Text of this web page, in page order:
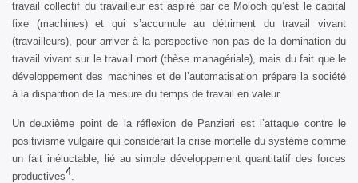
travail collectif du travailleur est aspiré par ce Moloch qu’est le capital
fixe (machines) et qui s’accumule au détriment du travail vivant
(travailleurs), pour arriver à la perspective non pas de la domination du
travail vivant sur le travail mort (thèse managériale), mais du fait que le
développement des machines et de l’automatisation prépare la société
à la disparition de la mesure du temps de travail en valeur.
Un deuxième point de la réflexion de Panzieri est l’attaque contre le
positivisme vulgaire qui considérait la crise mortelle du système comme
un fait inéluctable, lié au simple développement quantitatif des forces
productives4.